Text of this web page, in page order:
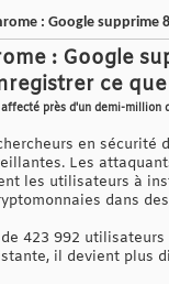
: Google supprime
: Google
ce
près d'un demi-million
en sécurité
Les
les utilisateurs à
dans
423 992
il devient plus